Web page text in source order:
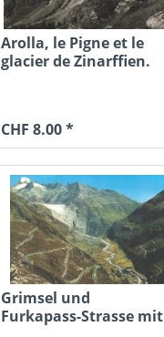
Arolla, le Pigne et le
glacier de Zinarffien.
CHF 8.00 *
Grimsel und
Furkapass-Strasse mit